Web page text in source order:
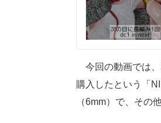
今回の動画では、
購入したという「
（6mm）で、その